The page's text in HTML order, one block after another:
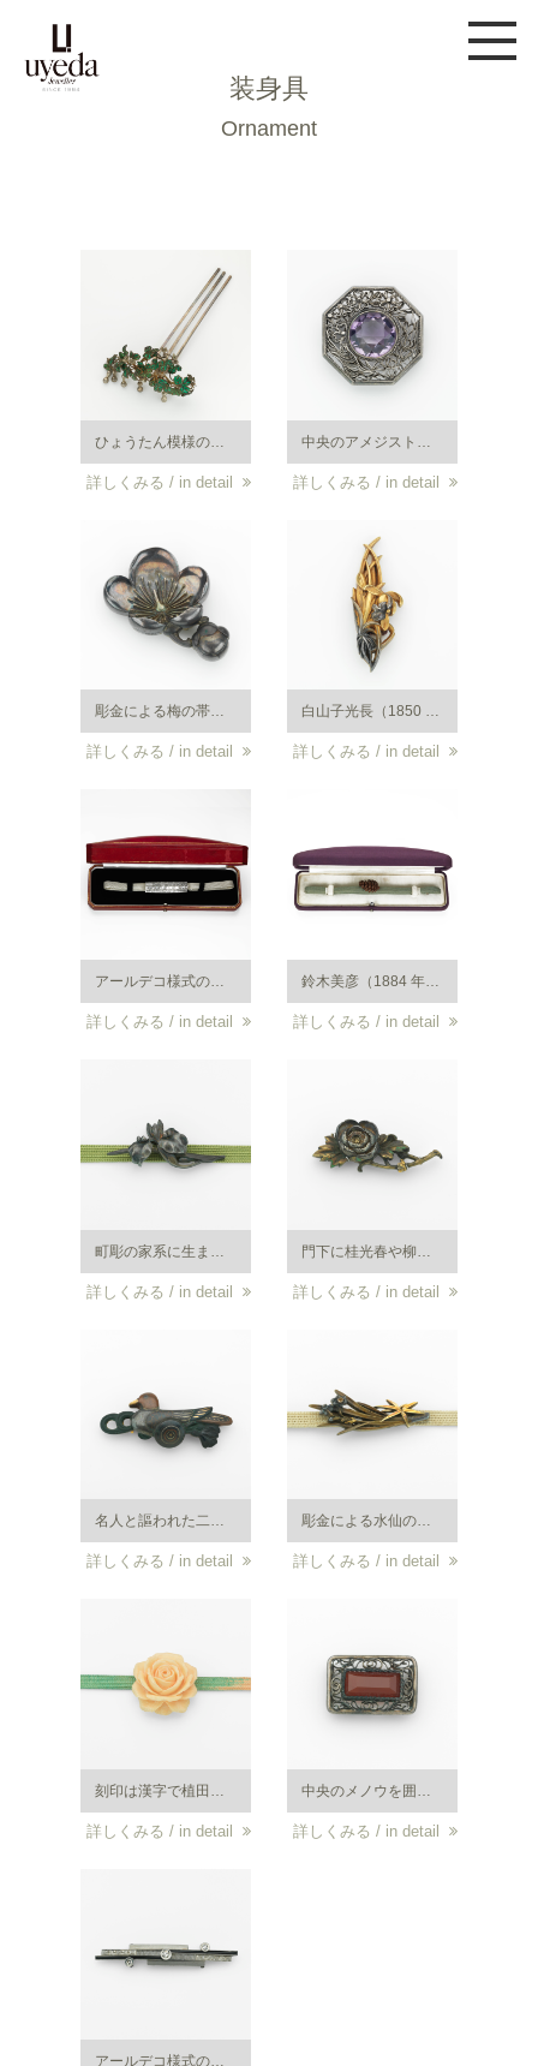
装身具
Ornament
詳しくみる / in detail 詳しくみる / in detail
彫金による梅の帯留め。K18・銀。大正から昭和初期。鈴木美彦（1884 年～1969 年）作。
詳しくみる / in detail
白山子光長（1850 年～1923 年）作。蘭の目貫風帯留め。細密画に見られるような、細部に至るまでの緻密な植物描写と、小さく愛らしいものに愛情を注ぐ日本人らしさが生きた逸品。K18 ・赤銅（しゃくどう）。明治から昭和初期頃。
詳しくみる / in detail
アールデコ様式の帯留め。プラチナ・ダイヤ。細工が非常に繊細で当時の職人の技術力の高さをうかがい知る事が出来ます。大正から昭和初期頃。
詳しくみる / in detail
鈴木美彦（1884 年～1969年）作、松ぼっくりをかたどった帯留め。細密画に見られるような、細部に至るまでの緻密な植物描写と、小さく愛らしいものに愛情を注ぐ日本人らしさが生きた逸品。素銅（すあか）・K18。
詳しくみる / in detail
詳しくみる / in detail 詳しくみる / in detail
名人と謳われた二代豊川光長に師事した桂光春（１８７１年～１９６２年）作。鴨車の帯留め。赤銅（しゃくどう）・素銅（すあか）・四分一の胴に象嵌が施されている。銀・Ｋ１８。明治から昭和初期頃。
詳しくみる / in detail
彫金による水仙の帯留め。小さな花と葉のバランスの意匠が素晴らしい。Ｋ１８・銀。大正から昭和初期。銘は寛盛作。
詳しくみる / in detail
刻印は漢字で植田・純銀。薔薇のサンゴ製帯留め。帯留めとの淡い色合いが優しい雰囲気を与える作品。サンゴの帯留めでウエダ製のものは珍しい。
詳しくみる / in detail
中央のメノウを囲むように平戸細工（銀製細工）が施された帯留めは大正時代の作品。
詳しくみる / in detail